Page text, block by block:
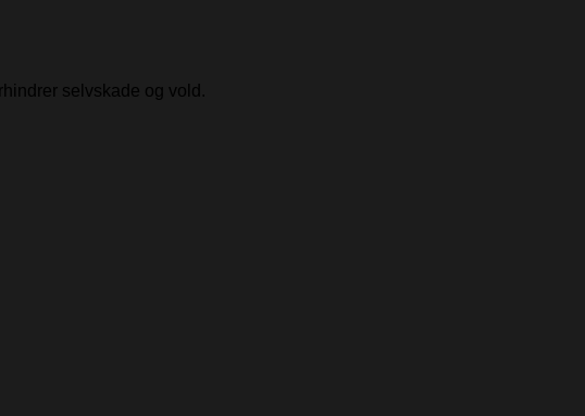
selvskade og vold.